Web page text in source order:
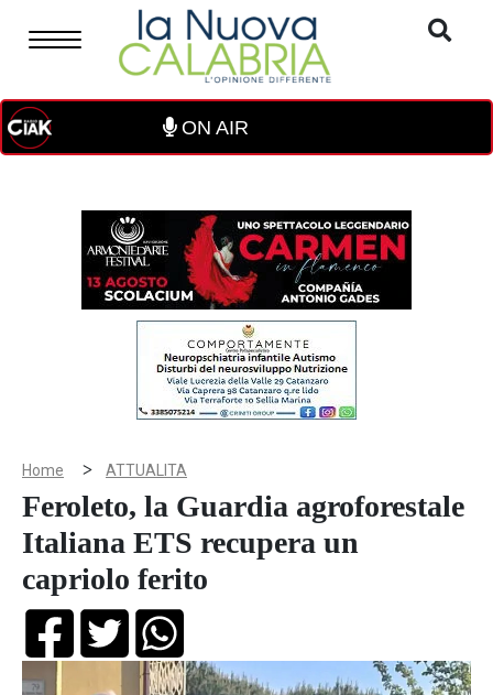
ON AIR
Home > ATTUALITA
Feroleto, la Guardia agroforestale
Italiana ETS recupera un
capriolo ferito